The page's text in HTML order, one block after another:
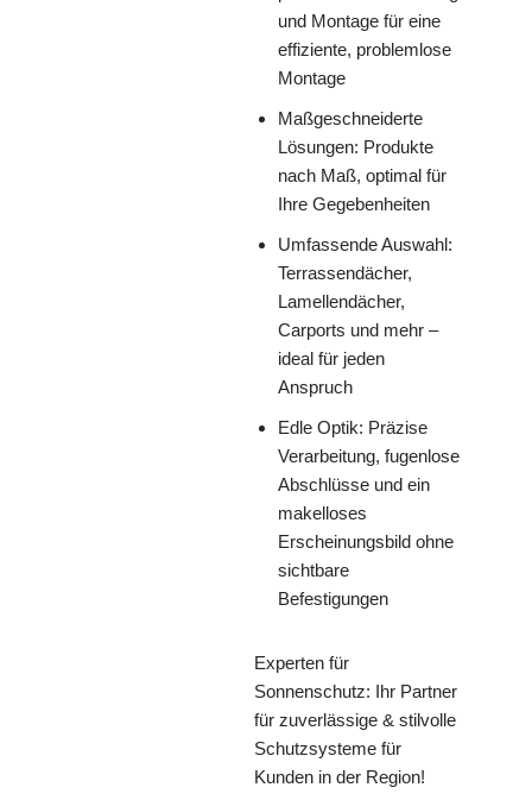
und Montage für eine
effiziente, problemlose
Montage
Maßgeschneiderte
Lösungen: Produkte
nach Maß, optimal für
Ihre Gegebenheiten
Umfassende Auswahl:
Terrassendächer,
Lamellendächer,
Carports und mehr –
ideal für jeden
Anspruch
Edle Optik: Präzise
Verarbeitung, fugenlose
Abschlüsse und ein
makelloses
Erscheinungsbild ohne
sichtbare
Befestigungen
Experten für
Sonnenschutz: Ihr Partner
für zuverlässige & stilvolle
Schutzsysteme für
Kunden in der Region!